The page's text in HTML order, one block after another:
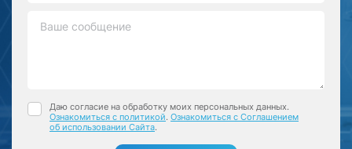
Даю согласие на обработку моих персональных данных.
Ознакомиться с политикой. Ознакомиться с Соглашением
об использовании Сайта.